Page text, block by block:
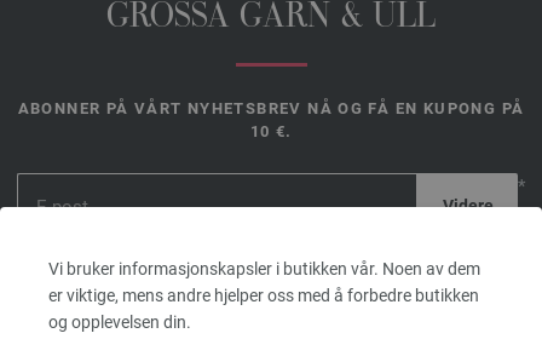
Vi bruker informasjonskapsler i butikken vår. Noen av dem
er viktige, mens andre hjelper oss med å forbedre butikken
og opplevelsen din.
GROSSA GARN & ULL
ABONNER PÅ VÅRT NYHETSBREV NÅ OG FÅ EN KUPONG PÅ
10 €.
*
gyldig i 14
dager. Minimum bestillingsverdi 45, - €. For
førstegangsregistrering. Kun én kupong kan løses inn per